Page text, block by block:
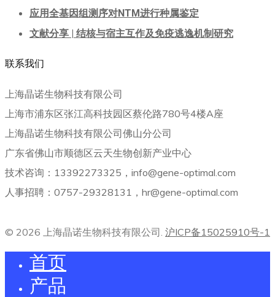
应用全基因组测序对NTM进行种属鉴定
文献分享 | 结核与宿主互作及免疫逃逸机制研究
联系我们
上海晶诺生物科技有限公司
上海市浦东区张江高科技园区蔡伦路780号4楼A座
上海晶诺生物科技有限公司佛山分公司
广东省佛山市顺德区云天生物创新产业中心
技术咨询：13392273325，info@gene-optimal.com
人事招聘：0757-29328131，hr@gene-optimal.com
© 2026 上海晶诺生物科技有限公司. 沪ICP备15025910号-1
首页
产品